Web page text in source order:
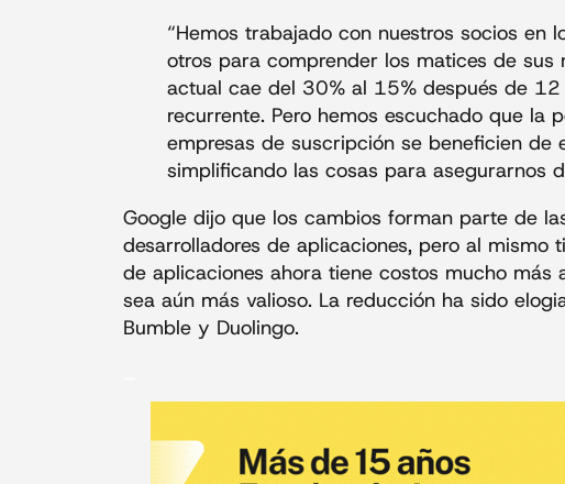
“Hemos trabajado con nuestros socios en
otros para comprender los matices de
actual cae del 30% al 15% después de
recurrente. Pero hemos escuchado que la
empresas de suscripción se beneficien de
simplificando las cosas para asegurarnos
Google dijo que los cambios forman parte de
desarrolladores de aplicaciones, pero al
de aplicaciones ahora tiene costos mucho
sea aún más valioso. La reducción ha sido
Bumble y Duolingo.